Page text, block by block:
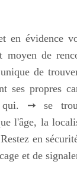
en évidence
de
de
ses propres
qui. ➙ se
l'âge, la
en
et de